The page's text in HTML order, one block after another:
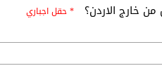
خارج الاردن؟ * حقل اجباري